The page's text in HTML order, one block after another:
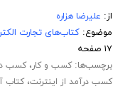
از: علیرضا هزاره
موضوع:کتاب‌های تجارت
۱۷ صفحه
برچسب‌ها:کسب و کار،کسب
کسب درآمد از اینترنت،کتاب